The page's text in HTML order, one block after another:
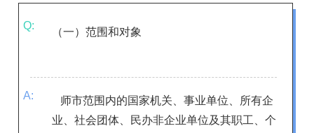
Q:
（一）范围和对象
A:
师市范围内的国家机关、事业单位、所有企
业、社会团体、民办非企业单位及其职工、个